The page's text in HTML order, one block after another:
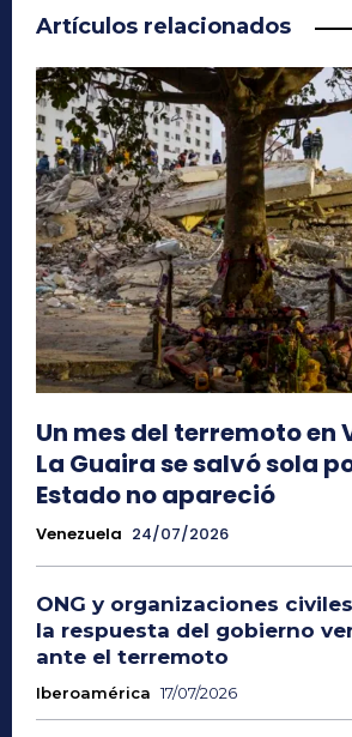
Artículos relacionados
Un mes del terremoto en
La Guaira se salvó sola
Estado no apareció
Venezuela 24/07/2026
ONG y organizaciones
la respuesta del gobierno
ante el terremoto
Iberoamérica 17/07/2026